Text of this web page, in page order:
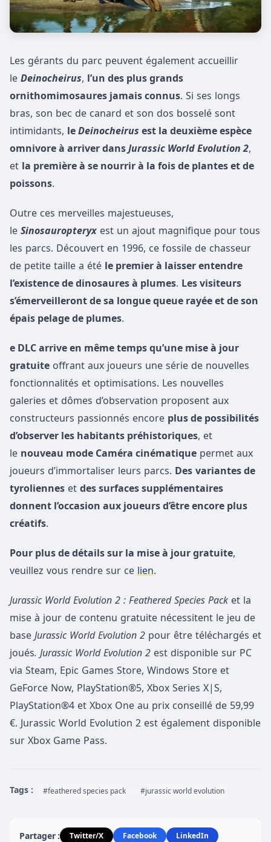
Les gérants du parc peuvent également accueillir
le Deinocheirus, l’un des plus grands
ornithomimosaures jamais connus. Si ses longs
bras, son bec de canard et son dos bosselé sont
intimidants, le Deinocheirus est la deuxième espèce
omnivore à arriver dans Jurassic World Evolution 2,
et la première à se nourrir à la fois de plantes et de
poissons.
Outre ces merveilles majestueuses,
le Sinosauropteryx est un ajout magnifique pour tous
les parcs. Découvert en 1996, ce fossile de chasseur
de petite taille a été le premier à laisser entendre
l’existence de dinosaures à plumes. Les visiteurs
s’émerveilleront de sa longue queue rayée et de son
épais pelage de plumes.
e DLC arrive en même temps qu’une mise à jour
gratuite offrant aux joueurs une série de nouvelles
fonctionnalités et optimisations. Les nouvelles
galeries et dômes d’observation proposent aux
constructeurs passionnés encore plus de possibilités
d’observer les habitants préhistoriques, et
le nouveau mode Caméra cinématique permet aux
joueurs d’immortaliser leurs parcs. Des variantes de
tyroliennes et des surfaces supplémentaires
donnent l’occasion aux joueurs d’être encore plus
créatifs.
Pour plus de détails sur la mise à jour gratuite,
veuillez vous rendre sur ce lien.
Jurassic World Evolution 2 : Feathered Species Pack et la
mise à jour de contenu gratuite nécessitent le jeu de
base Jurassic World Evolution 2 pour être téléchargés et
joués. Jurassic World Evolution 2 est disponible sur PC
via Steam, Epic Games Store, Windows Store et
GeForce Now, PlayStation®5, Xbox Series X|S,
PlayStation®4 et Xbox One au prix conseillé de 59,99
€. Jurassic World Evolution 2 est également disponible
sur Xbox Game Pass.
Tags : #feathered species pack #jurassic world evolution
Partager : Twitter/X Facebook
LinkedIn